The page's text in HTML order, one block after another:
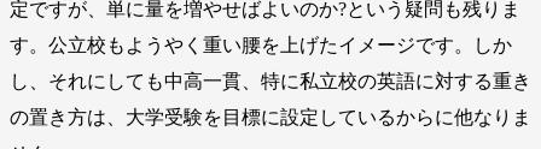
定ですが、単に量を増やせばよいのか?という疑問も残りま
す。公立校もようやく重い腰を上げたイメージです。しか
し、それにしても中高一貫、特に私立校の英語に対する重き
の置き方は、大学受験を目標に設定しているからに他なりま